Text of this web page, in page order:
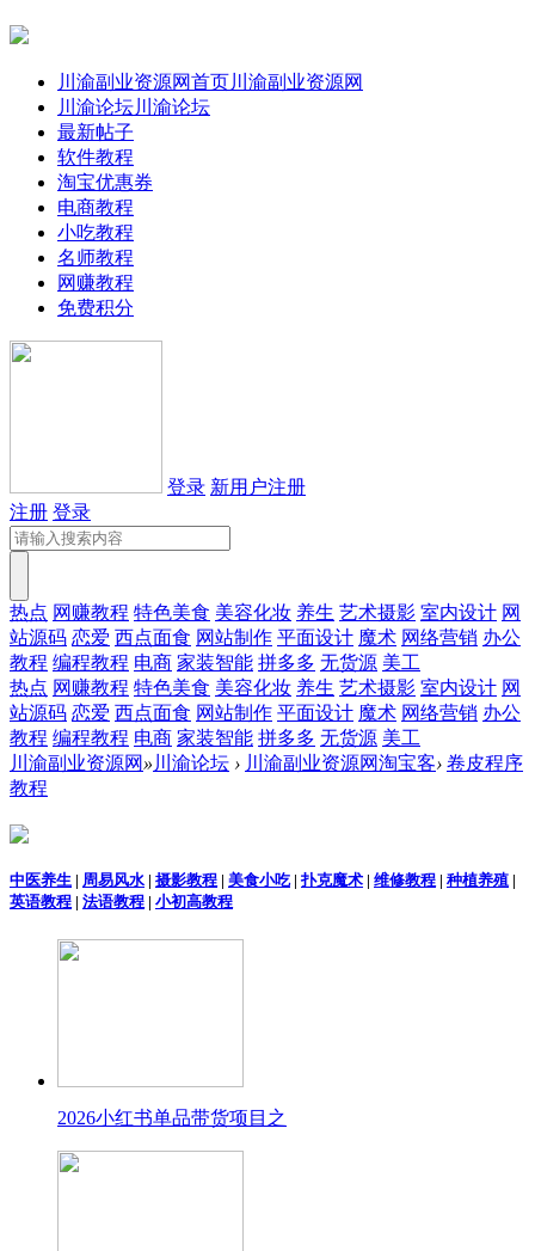
川渝副业资源网首页川渝副业资源网
川渝论坛川渝论坛
最新帖子
软件教程
淘宝优惠券
电商教程
小吃教程
名师教程
网赚教程
免费积分
登录 新用户注册
注册 登录
热点 网赚教程 特色美食 美容化妆 养生 艺术摄影 室内设计 网
站源码 恋爱 西点面食 网站制作 平面设计 魔术 网络营销 办公
教程 编程教程 电商 家装智能 拼多多 无货源 美工
热点 网赚教程 特色美食 美容化妆 养生 艺术摄影 室内设计 网
站源码 恋爱 西点面食 网站制作 平面设计 魔术 网络营销 办公
教程 编程教程 电商 家装智能 拼多多 无货源 美工
川渝副业资源网 » 川渝论坛 › 川渝副业资源网淘宝客› 卷皮程序
教程
中医养生 | 周易风水 | 摄影教程 | 美食小吃| 扑克魔术 | 维修教程 | 种植养殖 |
英语教程 | 法语教程 | 小初高教程
2026小红书单品带货项目之